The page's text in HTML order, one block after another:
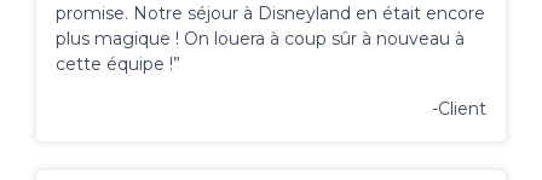
promise. Notre séjour à Disneyland en était encore
plus magique ! On louera à coup sûr à nouveau à
cette équipe !”
-Client